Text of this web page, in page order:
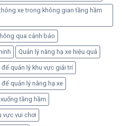
xe trong không gian tầng hầm
qua cảnh báo
Quản lý nâng hạ xe hiệu quả
quản lý khu vực giải trí
quản lý nâng hạ xe
tầng hầm
vực vui chơi